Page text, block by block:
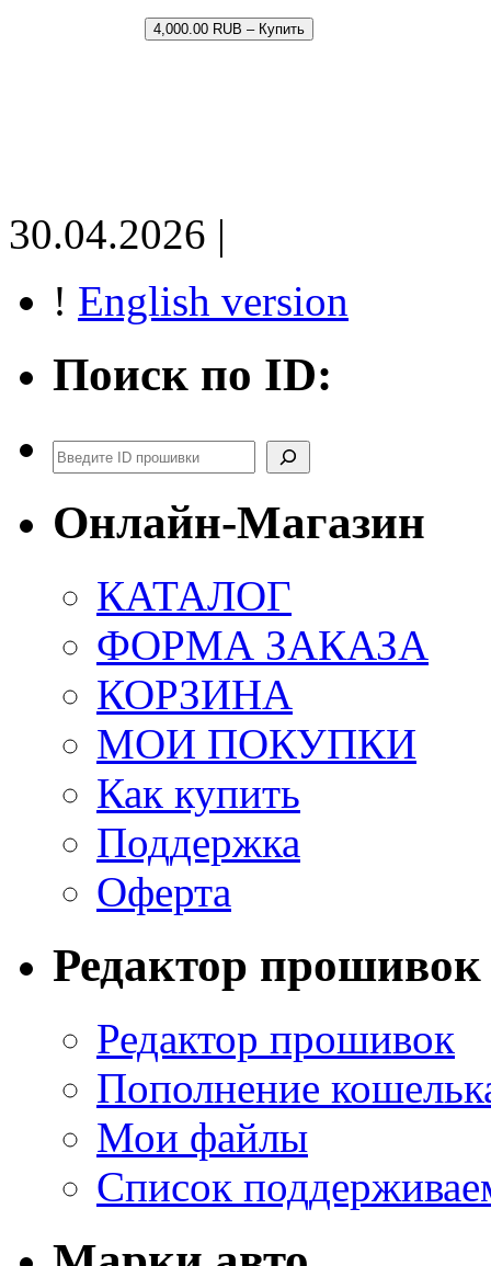
4,000.00 RUB – Купить
30.04.2026 |
! English version
Поиск по ID:
Поиск
Онлайн-Магазин
КАТАЛОГ
ФОРМА ЗАКАЗА
КОРЗИНА
МОИ ПОКУПКИ
Как купить
Поддержка
Оферта
Редактор прошивок
Редактор прошивок
Пополнение
Мои файлы
Список